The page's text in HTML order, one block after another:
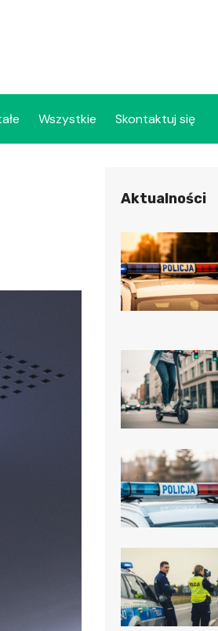
Wszystkie Skontaktuj się
Aktualności